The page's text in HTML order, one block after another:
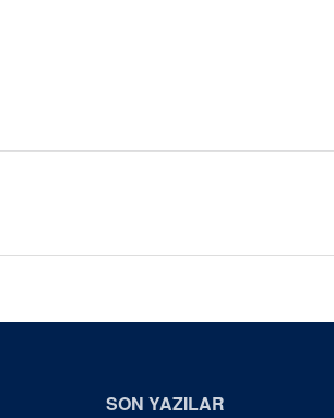
SON YAZILAR